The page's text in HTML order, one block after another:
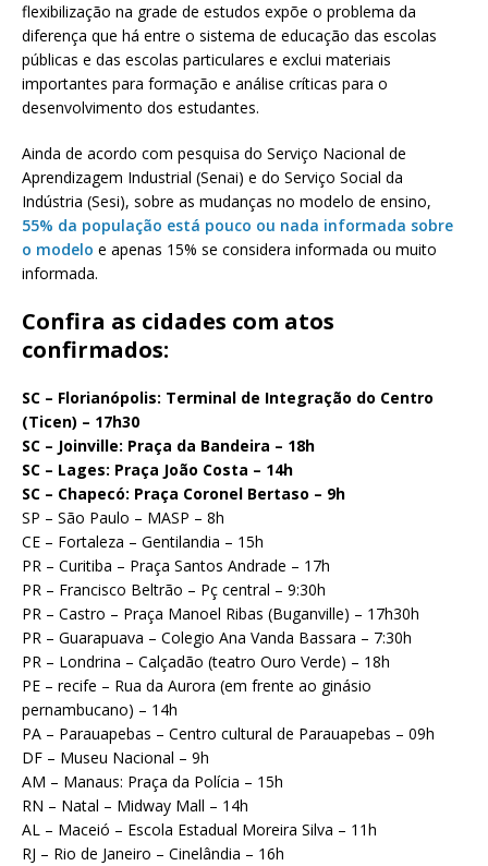
flexibilização na grade de estudos expõe o problema da
diferença que há entre o sistema de educação das escolas
públicas e das escolas particulares e exclui materiais
importantes para formação e análise críticas para o
desenvolvimento dos estudantes.
Ainda de acordo com pesquisa do Serviço Nacional de
Aprendizagem Industrial (Senai) e do Serviço Social da
Indústria (Sesi), sobre as mudanças no modelo de ensino,
55% da população está pouco ou nada informada sobre
o modelo e apenas 15% se considera informada ou muito
informada.
Confira as cidades com atos
confirmados:
SC – Florianópolis: Terminal de Integração do Centro
(Ticen) – 17h30
SC – Joinville: Praça da Bandeira – 18h
SC – Lages: Praça João Costa – 14h
SC – Chapecó: Praça Coronel Bertaso – 9h
SP – São Paulo – MASP – 8h
CE – Fortaleza – Gentilandia – 15h
PR – Curitiba – Praça Santos Andrade – 17h
PR – Francisco Beltrão – Pç central – 9:30h
PR – Castro – Praça Manoel Ribas (Buganville) – 17h30h
PR – Guarapuava – Colegio Ana Vanda Bassara – 7:30h
PR – Londrina – Calçadão (teatro Ouro Verde) – 18h
PE – recife – Rua da Aurora (em frente ao ginásio
pernambucano) – 14h
PA – Parauapebas – Centro cultural de Parauapebas – 09h
DF – Museu Nacional – 9h
AM – Manaus: Praça da Polícia – 15h
RN – Natal – Midway Mall – 14h
AL – Maceió – Escola Estadual Moreira Silva – 11h
RJ – Rio de Janeiro – Cinelândia – 16h